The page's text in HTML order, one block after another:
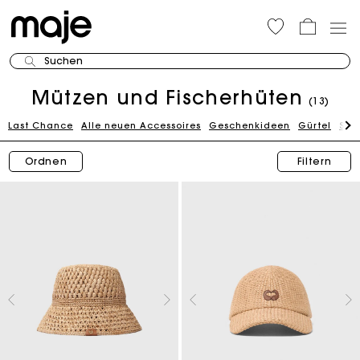
Suchen
Mützen und Fischerhüten (13)
Last Chance Alle neuen Accessoires Geschenkideen Gürtel
Ordnen Filtern